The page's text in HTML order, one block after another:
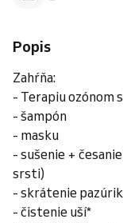
Popis
Zahŕňa:
- Terapiu ozónom
- šampón
- masku
- sušenie +
srsti)
- skrátenie
- čistenie uší*